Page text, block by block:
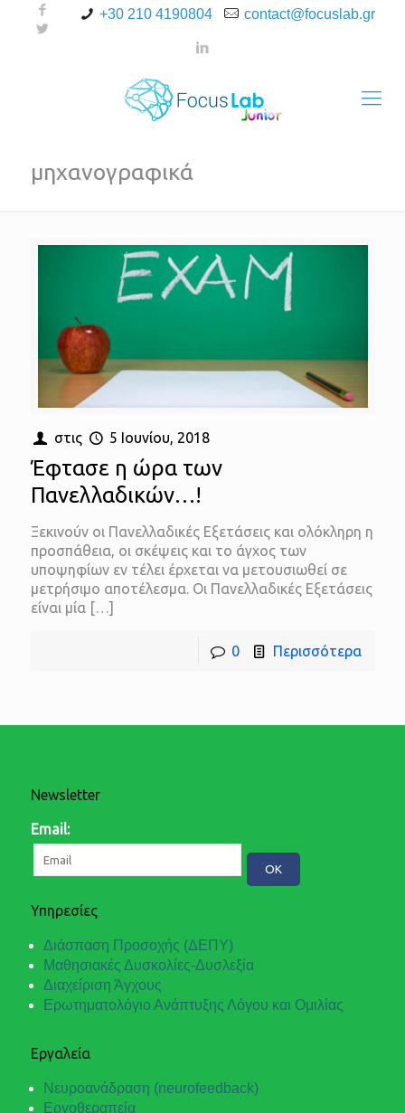
+30 210 4190804 contact@focuslab.gr
μηχανογραφικά
στις 5 Ιουνίου, 2018
Έφτασε η ώρα των
Πανελλαδικών…!
Ξεκινούν οι Πανελλαδικές Εξετάσεις και ολόκληρη η
προσπάθεια, οι σκέψεις και το άγχος των
υποψηφίων εν τέλει έρχεται να μετουσιωθεί σε
μετρήσιμο αποτέλεσμα. Οι Πανελλαδικές Εξετάσεις
είναι μία[…]
0 Περισσότερα
Newsletter
Email:
Υπηρεσίες
Διάσπαση Προσοχής (ΔΕΠΥ)
Μαθησιακές Δυσκολίες-Δυσλεξία
Διαχείριση Άγχους
Ερωτηματολόγιο Ανάπτυξης Λόγου και Ομιλίας
Εργαλεία
Νευροανάδραση (neurofeedback)
Εργοθεραπεία